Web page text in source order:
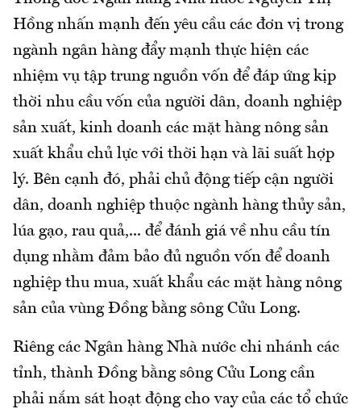
Hồng nhấn mạnh đến yêu cầu các đơn vị trong
ngành ngân hàng đẩy mạnh thực hiện các
nhiệm vụ tập trung nguồn vốn để đáp ứng kịp
thời nhu cầu vốn của người dân, doanh nghiệp
sản xuất, kinh doanh các mặt hàng nông sản
xuất khẩu chủ lực với thời hạn và lãi suất hợp
lý. Bên cạnh đó, phải chủ động tiếp cận người
dân, doanh nghiệp thuộc ngành hàng thủy sản,
lúa gạo, rau quả,... để đánh giá về nhu cầu tín
dụng nhằm đảm bảo đủ nguồn vốn để doanh
nghiệp thu mua, xuất khẩu các mặt hàng nông
sản của vùng Đồng bằng sông Cửu Long.
Riêng các Ngân hàng Nhà nước chi nhánh các
tỉnh, thành Đồng bằng sông Cửu Long cần
phải nắm sát hoạt động cho vay của các tổ chức